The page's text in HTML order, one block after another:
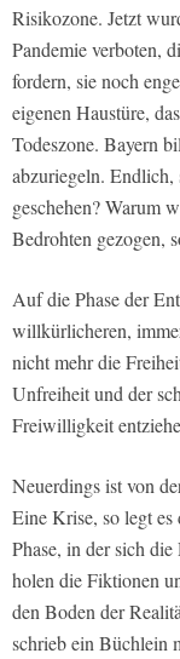
Risikozone. Jetzt
Pandemie verboten,
fordern, sie noch
eigenen Haustüre,
Todeszone. Bayern
abzuriegeln. Endlich,
geschehen? Warum
Bedrohten gezogen,
Auf die Phase der
willkürlicheren,
nicht mehr die
Unfreiheit und der
Freiwilligkeit
Neuerdings ist von
Eine Krise, so legt es
Phase, in der sich
holen die Fiktionen
den Boden der
schrieb ein Büchlein